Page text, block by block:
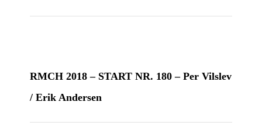
RMCH 2018 – START NR. 180 – Per Vilslev
/ Erik Andersen